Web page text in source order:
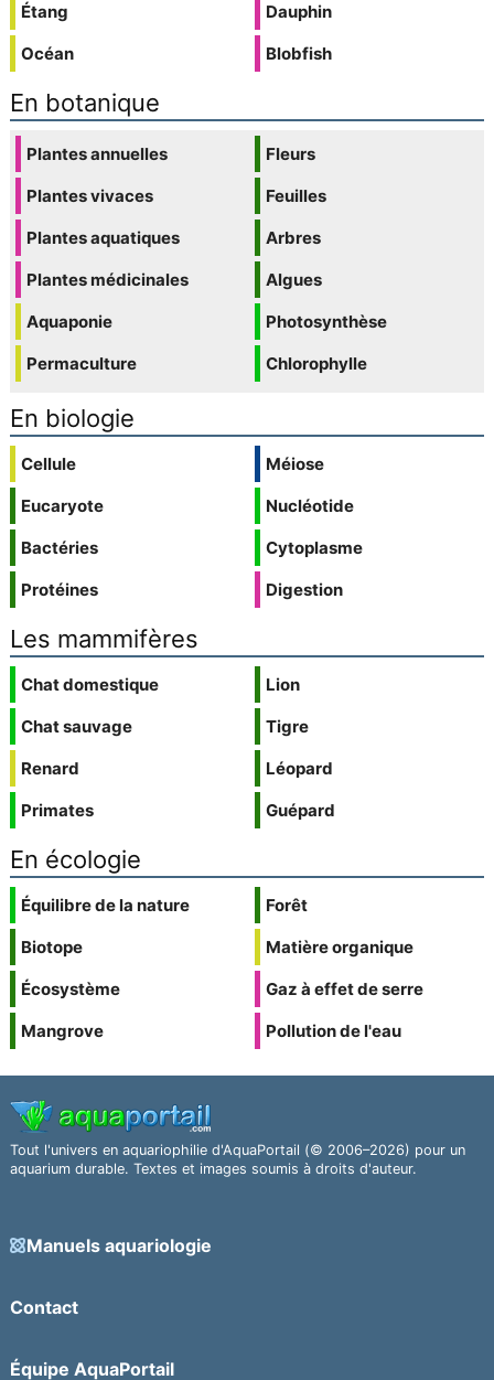
Étang
Océan
Dauphin
Blobfish
En botanique
Plantes annuelles
Plantes vivaces
Plantes aquatiques
Plantes médicinales
Aquaponie
Permaculture
Fleurs
Feuilles
Arbres
Algues
Photosynthèse
Chlorophylle
En biologie
Cellule
Eucaryote
Bactéries
Protéines
Méiose
Nucléotide
Cytoplasme
Digestion
Les mammifères
Chat domestique
Chat sauvage
Renard
Primates
Lion
Tigre
Léopard
Guépard
En écologie
Équilibre de la nature
Biotope
Écosystème
Mangrove
Forêt
Matière organique
Gaz à effet de serre
Pollution de l'eau
Tout l'univers en aquariophilie d'AquaPortail (© 2006–2026) pour un
aquarium durable. Textes et images soumis à droits d'auteur.
Manuels aquariologie
Contact
Équipe AquaPortail